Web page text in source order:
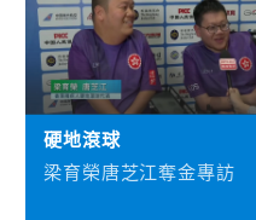
硬地滾球
梁育榮唐芝江奪金專訪